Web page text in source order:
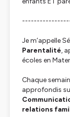
Je m’appelle
Parentalité,
écoles en
Chaque
approfondis
relations